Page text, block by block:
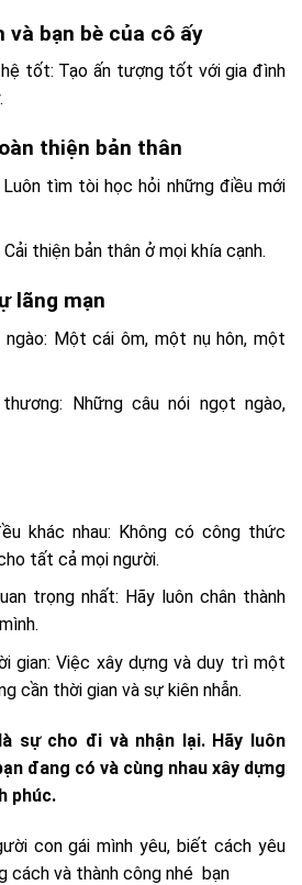
và bạn bè của cô ấy
hệ tốt: Tạo ấn tượng tốt với gia đình
thiện bản thân
tìm tòi học hỏi những điều mới
thiện bản thân ở mọi khía cạnh.
lãng mạn
Một cái ôm, một nụ hôn, một
Những câu nói ngọt ngào,
khác nhau: Không có công thức
tất cả mọi người.
trọng nhất: Hãy luôn chân thành
gian: Việc xây dựng và duy trì một
cần thời gian và sự kiên nhẫn.
sự cho đi và nhận lại. Hãy luôn
đang có và cùng nhau xây dựng
phúc.
con gái mình yêu, biết cách yêu
cách và thành công nhé bạn